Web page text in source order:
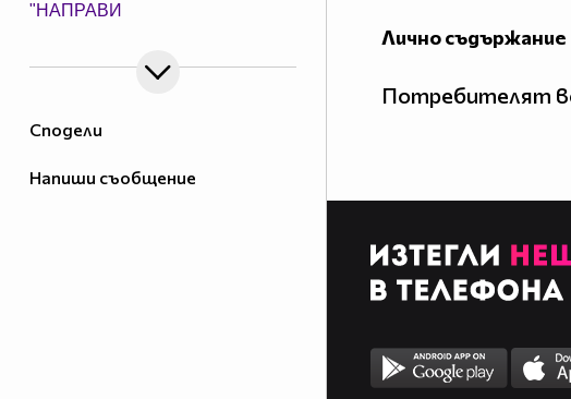
Сподели
Напиши съобщение
"НАПРАВИ
САЛТО", копирай това в
╔═══════════════
ೋღ♥ ღೋ
Лично съдържание
Потребителят